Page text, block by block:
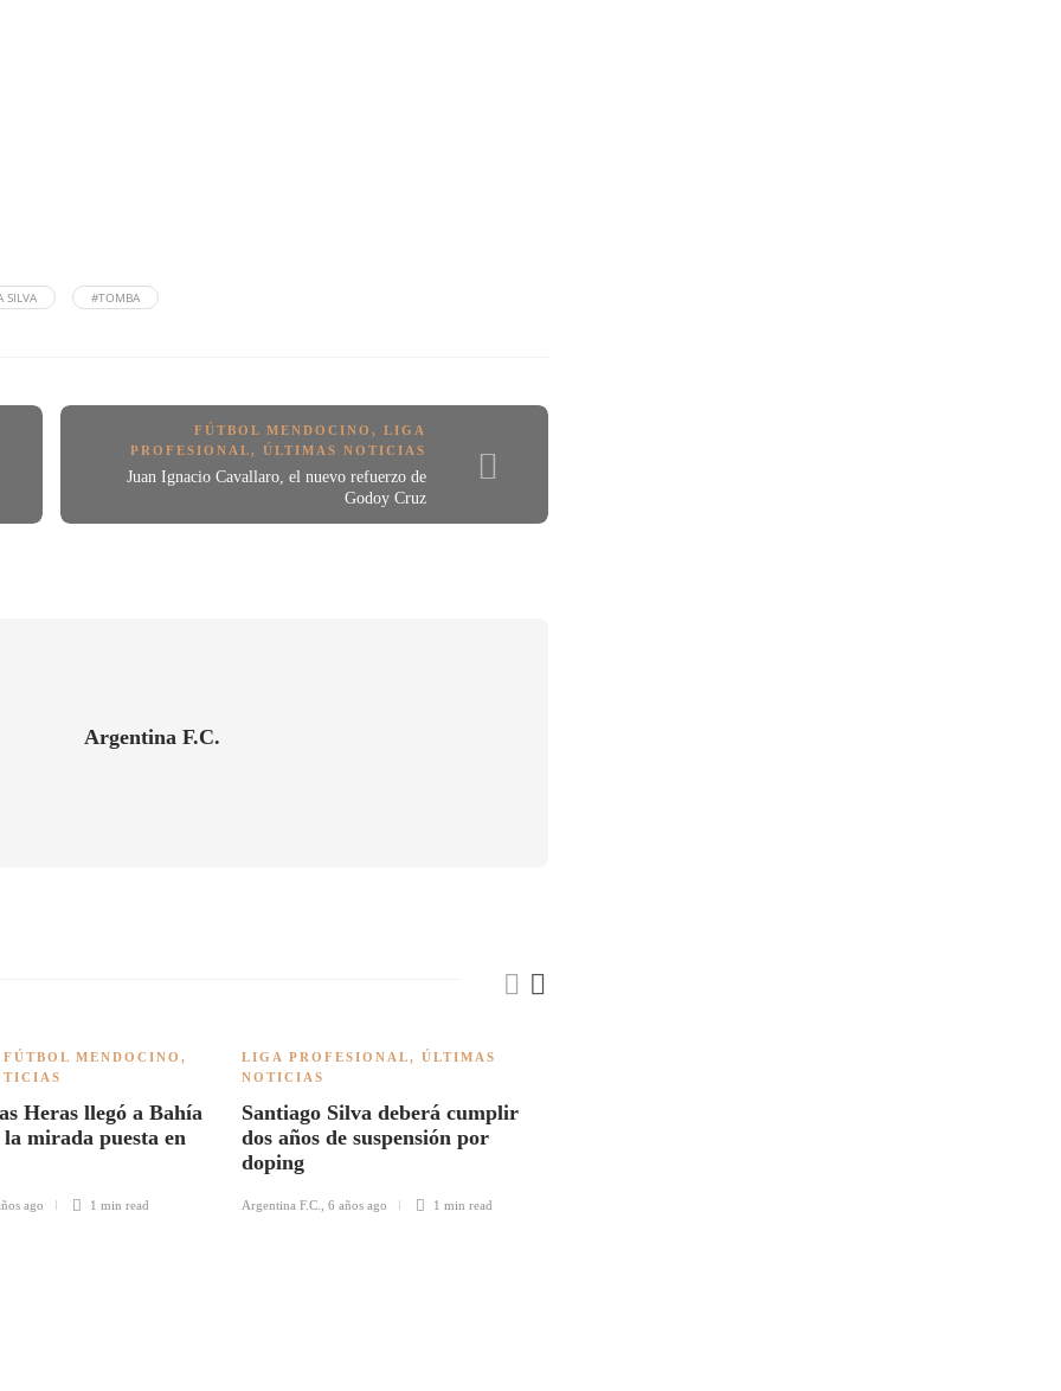
SILVA #TOMBA
FÚTBOL MENDOCINO,LIGA
PROFESIONAL,ÚLTIMAS NOTICIAS
Juan Ignacio Cavallaro, el nuevo refuerzo de
Godoy Cruz
Argentina F.C.
FÚTBOL MENDOCINO ,
Heras llegó a Bahía
mirada puesta en
ago 1 min read
LIGA PROFESIONAL, ÚLTIMAS
NOTICIAS
Santiago Silva deberá cumplir
dos años de suspensión por
doping
Argentina F.C. 6 años ago 1 min read